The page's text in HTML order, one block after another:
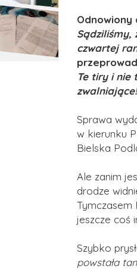
Odnowiony
Sądziliśmy,
czwartej
Te tiry i nie
Sprawa
w kierunku
Bielska
Ale zanim
drodze
Tymczasem
jeszcze coś
Szybko
powstała